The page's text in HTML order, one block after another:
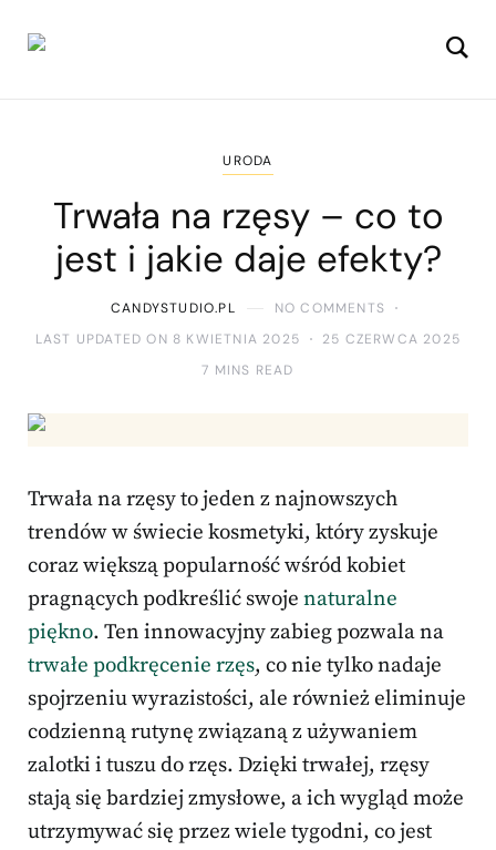
URODA
Trwała na rzęsy – co to
jest i jakie daje efekty?
CANDYSTUDIO.PL
NO COMMENTS
LAST UPDATED ON 8 KWIETNIA 2025
25 CZERWCA 2025
7 MINS READ
Trwała na rzęsy to jeden z najnowszych
trendów w świecie kosmetyki, który zyskuje
coraz większą popularność wśród kobiet
pragnących podkreślić swoje naturalne
piękno. Ten innowacyjny zabieg pozwala na
trwałe podkręcenie rzęs, co nie tylko nadaje
spojrzeniu wyrazistości, ale również eliminuje
codzienną rutynę związaną z używaniem
zalotki i tuszu do rzęs. Dzięki trwałej, rzęsy
stają się bardziej zmysłowe, a ich wygląd może
utrzymywać się przez wiele tygodni, co jest